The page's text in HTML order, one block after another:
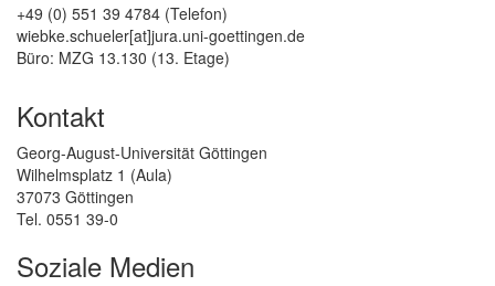
+49 (0) 551 39 4784 (Telefon)
wiebke.schueler[at]jura.uni-goettingen.de
Büro: MZG 13.130 (13. Etage)
Kontakt
Georg-August-Universität Göttingen
Wilhelmsplatz 1 (Aula)
37073 Göttingen
Tel. 0551 39-0
Soziale Medien